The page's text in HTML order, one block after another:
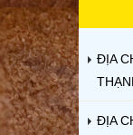
ĐỊA
ĐỊA